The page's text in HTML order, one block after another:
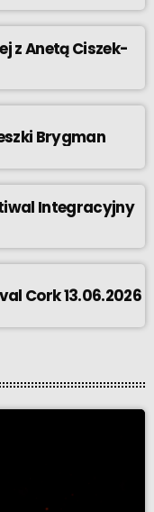
z Anetą Ciszek-
Brygman
Integracyjny
Cork 13.06.2026